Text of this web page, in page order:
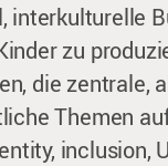
interkulturelle
zu
die zentrale,
Themen
inclusion,